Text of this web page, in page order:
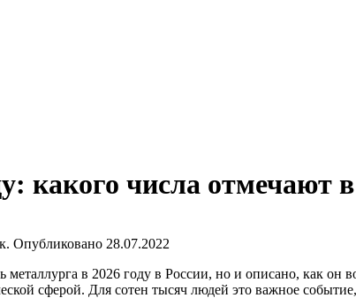
какого числа отмечают
Опубликовано 28.07.2022
металлурга в 2026 году в России, но и описано, как он
сферой. Для сотен тысяч людей это важное